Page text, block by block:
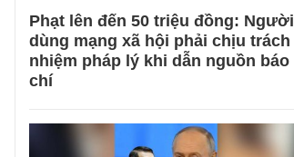
Phạt lên đến 50 triệu đồng: Người
dùng mạng xã hội phải chịu trách
nhiệm pháp lý khi dẫn nguồn báo
chí